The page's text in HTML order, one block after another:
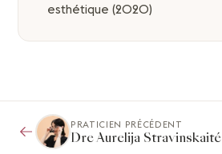
esthétique (2020)
PRATICIEN PRÉCÉDENT
Dre Aurelija Stravinskaité